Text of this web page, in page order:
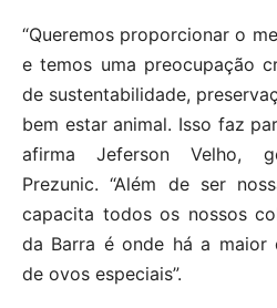
“Queremos proporcionar o
e temos uma preocupação
de sustentabilidade,
bem estar animal. Isso faz
afirma Jeferson Velho,
Prezunic. “Além de ser
capacita todos os nossos
da Barra é onde há a maior
de ovos especiais”.